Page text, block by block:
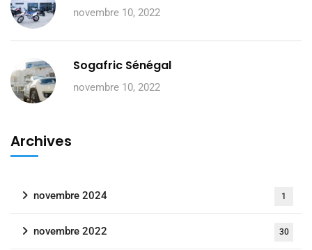
novembre 10, 2022
Sogafric Sénégal
novembre 10, 2022
Archives
novembre 2024 1
novembre 2022 30